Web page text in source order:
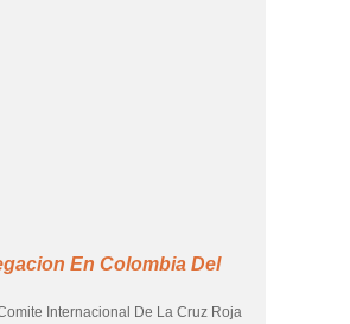
En Colombia Del
Internacional De La Cruz Roja